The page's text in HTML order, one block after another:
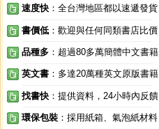
速度快 ：全台灣地區都以速遞發貨
書價低 ：歡迎與任何同類書店比價
品種多 ：超過80多萬簡體中文書籍
英文書 ：多達20萬種英文原版書籍
找書快 ：提供資料，24小時內反饋
環保包裝 ：採用紙箱、氣泡紙材料